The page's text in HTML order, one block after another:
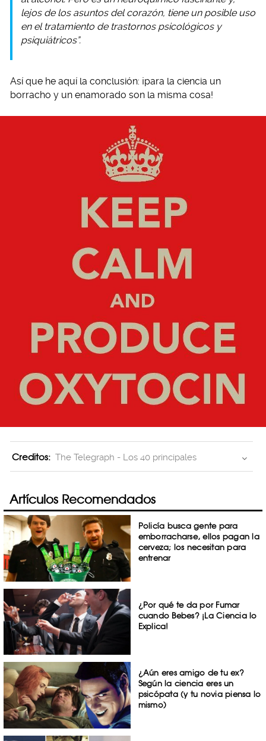
lejos de los asuntos del corazón, tiene un posible uso
en el tratamiento de trastornos psicológicos y
psiquiátricos”.
Así que he aquí la conclusión: ¡para la ciencia un
borracho y un enamorado son la misma cosa!
Creditos: The Telegraph - Los 40 principales
Artículos Recomendados
Policía busca gente para
emborracharse, ellos pagan la
cerveza; los necesitan para
entrenar
¿Por qué te da por Fumar
cuando Bebes? ¡La Ciencia lo
Explica!
¿Aún eres amigo de tu ex?
Según la ciencia eres un
psicópata (y tu novia piensa lo
mismo)